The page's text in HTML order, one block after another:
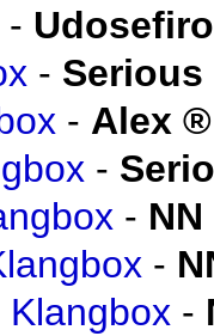
-
-
- Alex
-
- NN
-
Klangbox -